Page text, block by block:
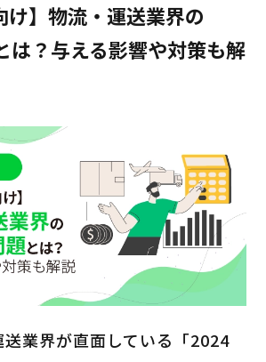
け】物流・運送業界の
は？与える影響や対策も解
業界が直面している「2024